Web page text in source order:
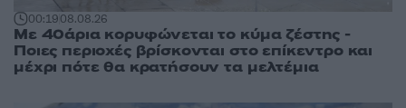
00:1908.08.26
Με 40άρια κορυφώνεται το κύμα ζέστης -
Ποιες περιοχές βρίσκονται στο επίκεντρο και
μέχρι πότε θα κρατήσουν τα μελτέμια